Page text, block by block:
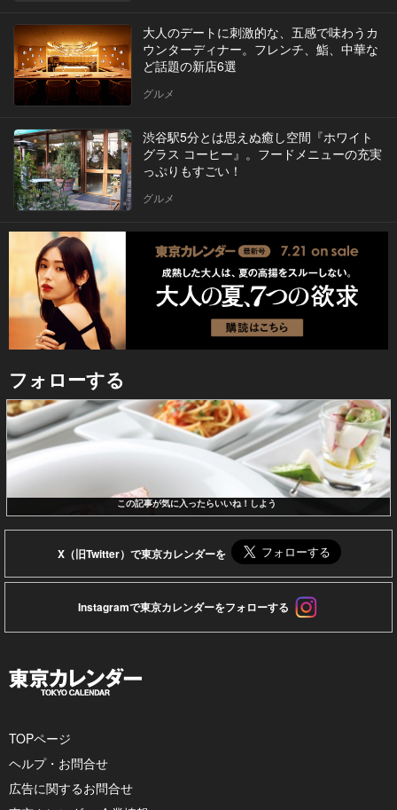
大人のデートに刺激的な、五感で味わうカ
ウンターディナー。フレンチ、鮨、中華な
ど話題の新店6選
グルメ
渋谷駅5分とは思えぬ癒し空間『ホワイト
グラス コーヒー』。フードメニューの充実
っぷりもすごい！
グルメ
フォローする
この記事が気に入ったらいいね！しよう
X（旧Twitter）で東京カレンダーを
Instagramで東京カレンダーをフォローする
TOPページ
ヘルプ・お問合せ
広告に関するお問合せ